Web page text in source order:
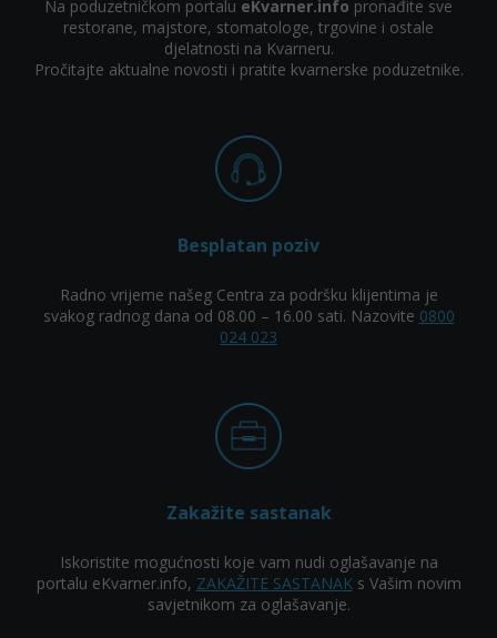
Na poduzetničkom portalu eKvarner.info pronađite sve
restorane, majstore, stomatologe, trgovine i ostale
djelatnosti na Kvarneru.
Pročitajte aktualne novosti i pratite kvarnerske poduzetnike.
Besplatan poziv
Radno vrijeme našeg Centra za podršku klijentima je
svakog radnog dana od 08.00 – 16.00 sati. Nazovite 0800
024 023
Zakažite sastanak
Iskoristite mogućnosti koje vam nudi oglašavanje na
portalu eKvarner.info, ZAKAŽITE SASTANAKs Vašim novim
savjetnikom za oglašavanje.